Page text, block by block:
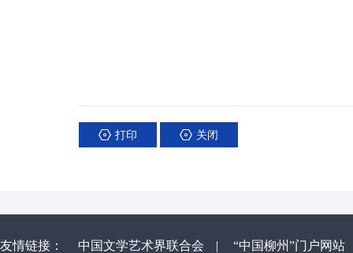
打印 关闭
友情链接： 中国文学艺术界联合会 | “中国柳州”门户网站